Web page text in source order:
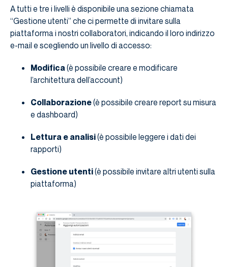
A tutti e tre i livelli è disponibile una sezione chiamata
“Gestione utenti” che ci permette di invitare sulla
piattaforma i nostri collaboratori, indicando il loro indirizzo
e-mail e scegliendo un livello di accesso:
Modifica (è possibile creare e modificare
l’architettura dell’account)
Collaborazione(è possibile creare report su misura
e dashboard)
Lettura e analisi(è possibile leggere i dati dei
rapporti)
Gestione utenti(è possibile invitare altri utenti sulla
piattaforma)